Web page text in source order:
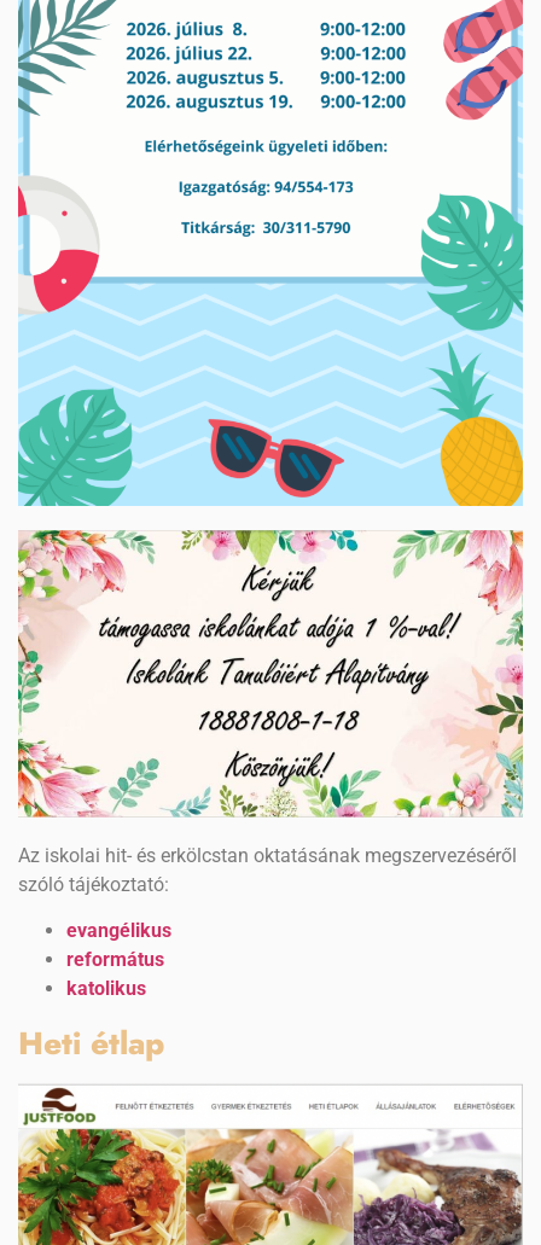
Az iskolai hit- és erkölcstan oktatásának megszervezéséről
szóló tájékoztató:
evangélikus
református
katolikus
Heti étlap